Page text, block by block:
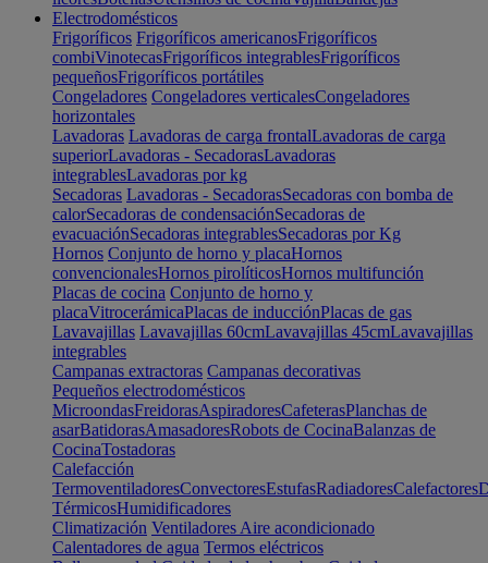
Electrodomésticos
Frigoríficos Frigoríficos americanosFrigoríficos
combiVinotecasFrigoríficos integrablesFrigoríficos
pequeñosFrigoríficos portátiles
Congeladores Congeladores verticalesCongeladores
horizontales
Lavadoras Lavadoras de carga frontalLavadoras de carga
superiorLavadoras - SecadorasLavadoras
integrablesLavadoras por kg
Secadoras Lavadoras - SecadorasSecadoras con bomba de
calorSecadoras de condensaciónSecadoras de
evacuaciónSecadoras integrablesSecadoras por Kg
Hornos Conjunto de horno y placaHornos
convencionalesHornos pirolíticosHornos multifunción
Placas de cocina Conjunto de horno y
placaVitrocerámicaPlacas de inducciónPlacas de gas
Lavavajillas Lavavajillas 60cmLavavajillas 45cmLavavajillas
integrables
Campanas extractoras Campanas decorativas
Pequeños electrodomésticos
MicroondasFreidorasAspiradoresCafeterasPlanchas de
asarBatidorasAmasadoresRobots de CocinaBalanzas de
CocinaTostadoras
Calefacción
TermoventiladoresConvectoresEstufasRadiadoresCalefactores
TérmicosHumidificadores
Climatización Ventiladores Aire acondicionado
Calentadores de agua Termos eléctricos